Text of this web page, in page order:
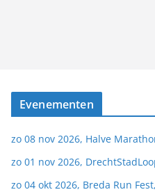
Evenementen
zo 08 nov 2026, Halve
zo 01 nov 2026,
zo 04 okt 2026, Breda Run